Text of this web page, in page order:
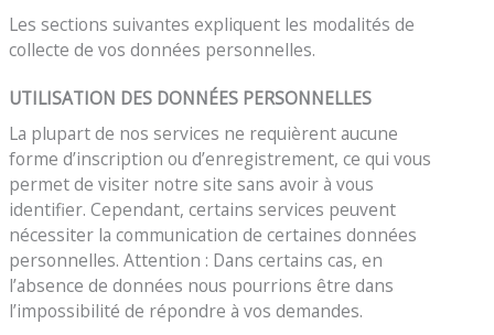
Les sections suivantes expliquent les modalités de
collecte de vos données personnelles.
UTILISATION DES DONNÉES PERSONNELLES
La plupart de nos services ne requièrent aucune
forme d’inscription ou d’enregistrement, ce qui vous
permet de visiter notre site sans avoir à vous
identifier. Cependant, certains services peuvent
nécessiter la communication de certaines données
personnelles. Attention : Dans certains cas, en
l’absence de données nous pourrions être dans
l’impossibilité de répondre à vos demandes.